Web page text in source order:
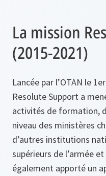
La mission
(2015-2021)
Lancée par l’OTAN le
Resolute Support a
activités de formation,
niveau des ministères
d’autres institutions
supérieurs de l’armée
également apporté un